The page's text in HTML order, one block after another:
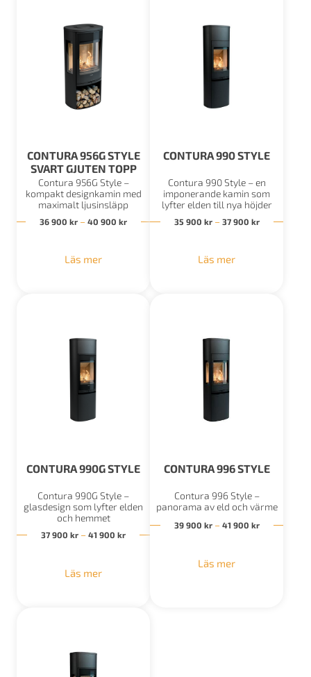
CONTURA 956G STYLE
SVART GJUTEN TOPP
Contura 956G Style –
kompakt designkamin med
maximalt ljusinsläpp
36 900 kr – 40 900 krPrisintervall: 36 900 kr till 40 900 kr
Läs mer
CONTURA 990 STYLE
Contura 990 Style – en
imponerande kamin som
lyfter elden till nya höjder
35 900 kr – 37 900 kr
Läs mer
CONTURA 990G STYLE
Contura 990G Style –
glasdesign som lyfter elden
och hemmet
37 900 kr – 41 900 krPrisintervall: 37 900 kr till 41 900 kr
Läs mer
CONTURA 996 STYLE
Contura 996 Style –
panorama av eld och värme
39 900 kr – 41 900 kr
Läs mer